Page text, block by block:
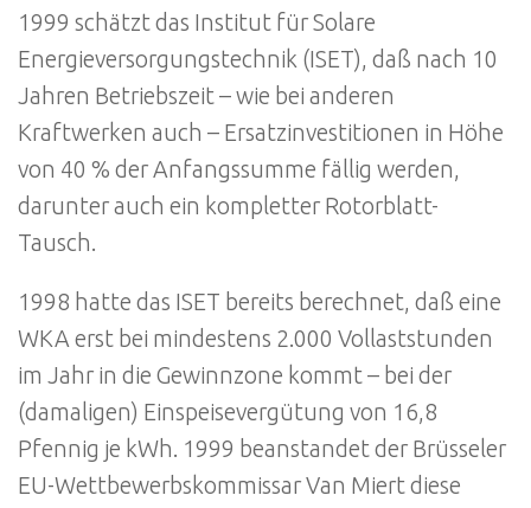
1999 schätzt das Institut für Solare
Energieversorgungstechnik (ISET), daß nach 10
Jahren Betriebszeit – wie bei anderen
Kraftwerken auch – Ersatzinvestitionen in Höhe
von 40 % der Anfangssumme fällig werden,
darunter auch ein kompletter Rotorblatt-
Tausch.
1998 hatte das ISET bereits berechnet, daß eine
WKA erst bei mindestens 2.000 Vollaststunden
im Jahr in die Gewinnzone kommt – bei der
(damaligen) Einspeisevergütung von 16,8
Pfennig je kWh. 1999 beanstandet der Brüsseler
EU-Wettbewerbskommissar Van Miert diese